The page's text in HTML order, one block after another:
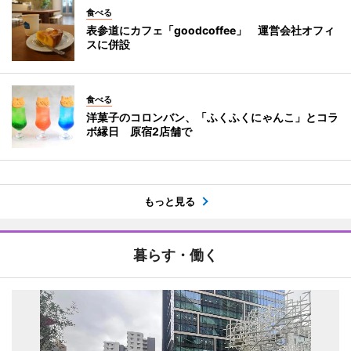
食べる
表参道にカフェ「goodcoffee」 運営会社オフィ
スに併設
食べる
洋菓子のコロンバン、「ふくふくにゃんこ」とコラ
ボ縁日 原宿2店舗で
もっと見る
暮らす・働く